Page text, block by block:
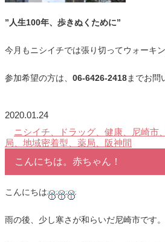
”人生100年、歩きぬくために”
今月もニシイチでは張り切ってウォーキ
参加希望の方は、 06-6426-2418までお問
2020.01.24
ニシイチ、ドラッグ、健康、尼崎市
局、地域密着型、薬局、阪神間
こんにちは。赤ちゃん！
こんにちは
雨の後、少し寒さが和らいだ尼崎市です。